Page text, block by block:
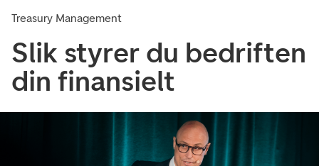
Treasury Management
Slik styrer du bedriften
din finansielt